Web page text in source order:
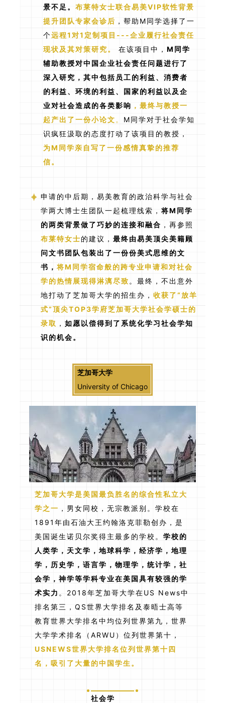
景不足。布莱特女士联合易美VIP软性背景
提升团队专家会诊后 ，帮助M同学选择了一
个远程1对1定制项目---企业履行社会责任
现状及其对策研究。
在该项目中，M同学
辅助教授对中国企业社会责任问题进行了
深入研究，其中包括员工的利益、消费者
的利益、环境的利益、国家的利益以及企
业对社会造成的各类影响 ，最终与教授一
起产出了一份小论文 。 M同学对于社会学知
识疯狂汲取的态度打动了该项目的教授，
为M同学亲自写了一份感情真挚的推荐
信。
申请的中后期，易美教育的政治科学与社会
学两大博士生团队一起梳理线索，将M同学
的两类背景做了巧妙的连接和融合 ，再参照
布莱特女士的建议，最终由易美顶尖美籍顾
问文书团队包装出了一份份美式思维的文
书，将M同学宿命般的跨专业申请和对社会
学的热情展现得淋漓尽致 。最终，不出意外
地打动了芝加哥大学的招生办，收获了“放羊
式”顶尖TOP3学府芝加哥大学社会学硕士的
录取 ，如愿以偿得到了系统化学习社会学知
识的机会。
芝加哥大学
University of Chicago
芝加哥大学是美国最负胜名的综合性私立大
学之一 ，男女同校，无宗教派别。学校在
1891年由石油大王约翰洛克菲勒创办，是
美国诞生诺贝尔奖得主最多的学校。 学校的
人类学，天文学，地球科学，经济学，地理
学，历史学，语言学，物理学，统计学，社
会学，神学等学科专业在美国具有较强的学
术实力 。2018年芝加哥大学在US News中
排名第三，QS世界大学排名及泰晤士高等
教育世界大学排名中均位列世界第九，世界
大学学术排名（ARWU）位列世界第十，
USNEWS世界大学排名位列世界第十四
名，吸引了大量的中国学生。
社会学